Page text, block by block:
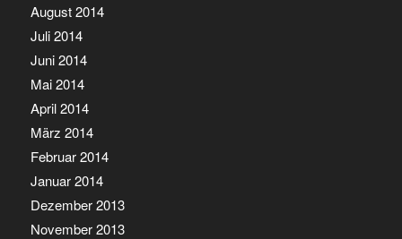
August 2014
Juli 2014
Juni 2014
Mai 2014
April 2014
März 2014
Februar 2014
Januar 2014
Dezember 2013
November 2013